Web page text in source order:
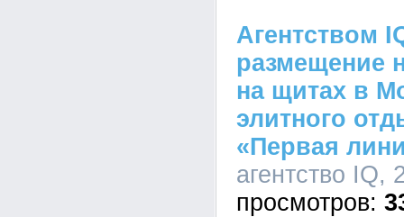
Агентством
размещение
на щитах в
элитного
«Первая
агентство IQ,